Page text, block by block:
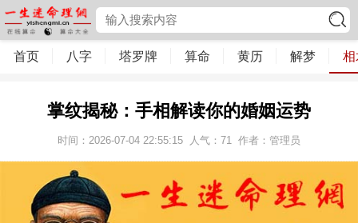
首页 八字 塔罗牌 算命 黄历 解梦 相
掌纹揭秘：手相解读你的婚姻运势
时间：2026-07-04 22:55:15 人气： 71 作者：管理员